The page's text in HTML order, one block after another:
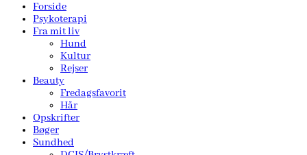
Forside
Psykoterapi
Fra mit liv
Hund
Kultur
Rejser
Beauty
Fredagsfavorit
Hår
Opskrifter
Bøger
Sundhed